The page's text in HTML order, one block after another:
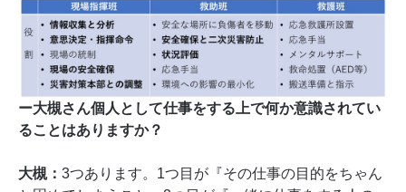
ー大槻さん個人として仕事をする上で何か意識されてい
ることはありますか？
大槻： 3つあります。1つ目が『その仕事の目的をちゃん